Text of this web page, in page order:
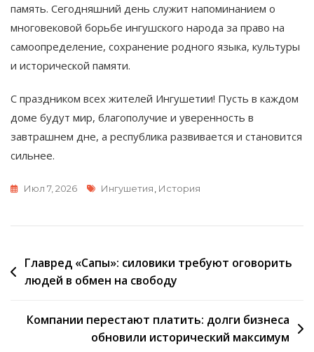
память. Сегодняшний день служит напоминанием о
многовековой борьбе ингушского народа за право на
самоопределение, сохранение родного языка, культуры
и исторической памяти.
С праздником всех жителей Ингушетии! Пусть в каждом
доме будут мир, благополучие и уверенность в
завтрашнем дне, а республика развивается и становится
сильнее.
Июл 7, 2026 Метки
Ингушетия История
Навигация
по
Главред «Сапы»: силовики требуют оговорить
людей в обмен на свободу
Компании перестают платить: долги бизнеса
обновили исторический максимум